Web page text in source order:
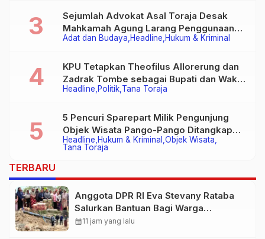
Adat dan Budaya Headline Hukum & Kriminal
Sejumlah Advokat Asal Toraja Desak
Mahkamah Agung Larang Penggunaan
Alat Berat pada Eksekusi Rumah Adat
Headline Politik Tana Toraja
KPU Tetapkan Theofilus Allorerung dan
Zadrak Tombe sebagai Bupati dan Wakil
Bupati Tana Toraja Terpilih
Headline Hukum & Kriminal Objek Wisata
Tana Toraja
5 Pencuri Sparepart Milik Pengunjung
Objek Wisata Pango-Pango Ditangkap
Polisi
TERBARU
Anggota DPR RI Eva Stevany Rataba
Salurkan Bantuan Bagi Warga
Terdampak Longsor di Buntu Pepasan
calendar_month11 jam yang lalu